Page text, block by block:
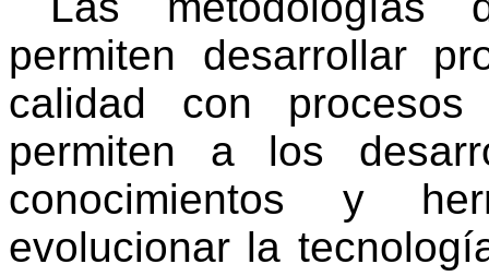
permiten desarrollar
calidad con procesos
permiten a los
conocimientos y
evolucionar la